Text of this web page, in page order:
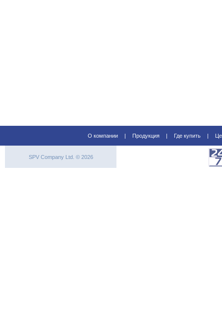
О компании | Продукция | Где купить |
SPV Company Ltd. © 2026